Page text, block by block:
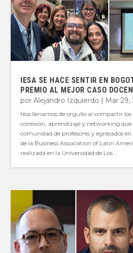
IESA SE HACE SENTIR EN
PREMIO AL MEJOR CASO
porAlejandro Izquierdo | Mar 29,
Nos llenamos de orgullo al compartir
conexión, aprendizaje y networking
comunidad de profesores y egresados
de la Business Association of Latin
realizada en la Universidad de Los...